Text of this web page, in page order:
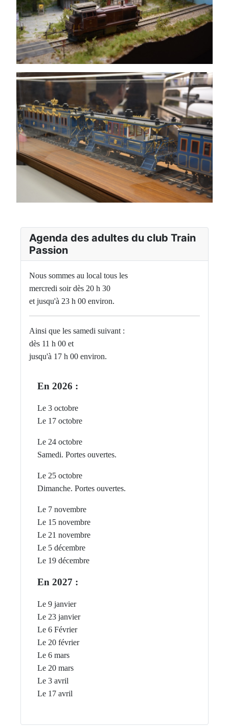
Agenda des adultes du club Train
Passion
Nous sommes au local tous les
mercredi soir dès 20 h 30
et jusqu'à 23 h 00 environ.
Ainsi que les samedi suivant :
dès 11 h 00 et
jusqu'à 17 h 00 environ.
En 2026 :
Le 3 octobre
Le 17 octobre
Le 24 octobre
Samedi. Portes ouvertes.
Le 25 octobre
Dimanche. Portes ouvertes.
Le 7 novembre
Le 15 novembre
Le 21 novembre
Le 5 décembre
Le 19 décembre
En 2027 :
Le 9 janvier
Le 23 janvier
Le 6 Février
Le 20 février
Le 6 mars
Le 20 mars
Le 3 avril
Le 17 avril